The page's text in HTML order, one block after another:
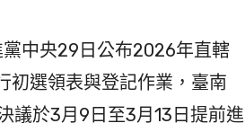
中央29日公布2026年直轄
初選領表與登記作業，臺南
議於3月9日至3月13日提前進